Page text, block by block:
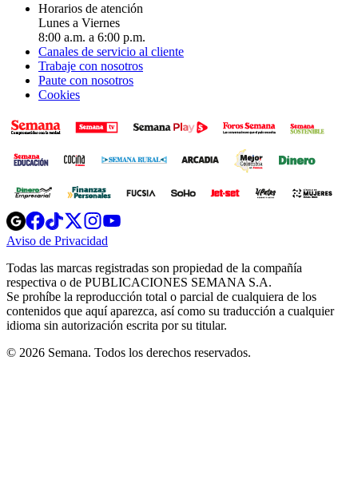
Horarios de atención
Lunes a Viernes
8:00 a.m. a 6:00 p.m.
Canales de servicio al cliente
Trabaje con nosotros
Paute con nosotros
Cookies
Opens
in
new
Opens
in
new
Opens
in
new
window
Opens
new
windowwindow
Aviso de Privacidad
new
window
Todas las marcas registradas son propiedad de la compañía
respectiva o de PUBLICACIONES SEMANA S.A.
Se prohíbe la reproducción total o parcial de cualquiera de los
contenidos que aquí aparezca, así como su traducción a cualquier
idioma sin autorización escrita por su titular.
© 2026 Semana. Todos los derechos reservados.